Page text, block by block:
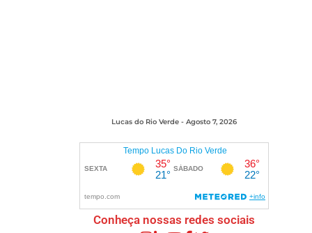
Lucas do Rio Verde - Agosto 7, 2026
Conheça nossas redes sociais